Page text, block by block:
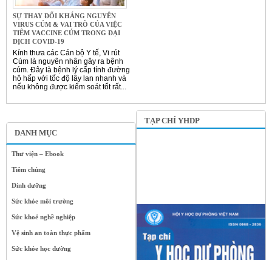
DANH MỤC
Thư viện – Ebook
Tiêm chủng
Dinh dưỡng
Sức khỏe môi trường
Sức khoẻ nghề nghiệp
Vệ sinh an toàn thực phẩm
Sức khỏe học đường
SỰ THAY ĐỔI KHÁNG NGUYÊN
VIRUS CÚM & VAI TRÒ CỦA VIỆC
TIÊM VACCINE CÚM TRONG ĐẠI
DỊCH COVID-19
Kính thưa các Cán bộ Y tế, Vi rút
Cúm là nguyên nhân gây ra bệnh
cúm. Đây là bệnh lý cấp tính đường
hô hấp với tốc độ lây lan nhanh và
nếu không được kiểm soát tốt rất...
TẠP CHÍ YHDP